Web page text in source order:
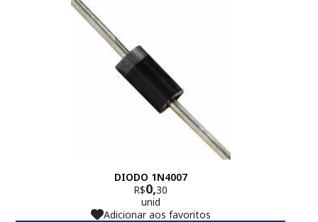
DIODO 1N4007
R$0,30
unid
Adicionar aos favoritos